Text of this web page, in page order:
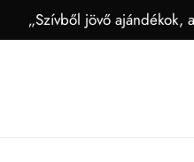
„Szívből jövő ajándékok,